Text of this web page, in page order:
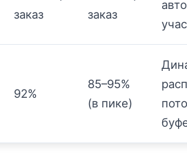
заказ
заказ
92%
85–95%
(в пике)